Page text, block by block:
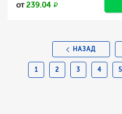
от239.04
НАЗАД
1 2 3 4 5